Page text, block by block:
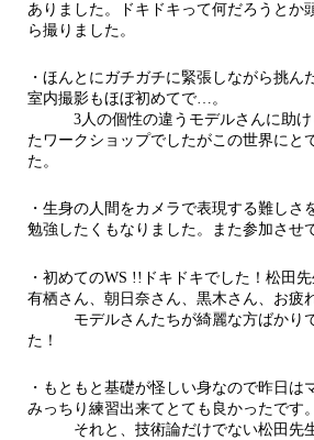
ありました。ドキドキって何だろうとか
ら撮りました。
・ほんとにガチガチに緊張しながら挑ん
室内撮影もほぼ初めてで…。
3人の個性の違うモデルさんに助け
たワークショップでしたがこの世界にと
た。
・生身の人間をカメラで表現する難しさ
勉強したくもなりました。また参加させ
・初めてのWS !!ドキドキでした！松田
有栖さん、朝日奈さん、黒木さん、お疲
モデルさんたちが綺麗な方ばかりで
た！
・もともと基礎が怪しい身なので昨日は
みっちり練習出来てとても良かったです。
それと、技術論だけでない松田先生